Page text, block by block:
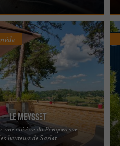
Le Meysset
une cuisine du Périgord sur
hauteurs de Sarlat
Meysset est niché sur les
à 2 kilomètres de la cité